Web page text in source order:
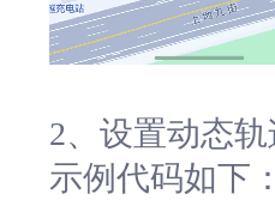
2、设置动态
示例代码如下